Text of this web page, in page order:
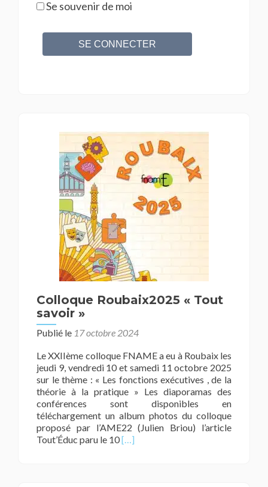
Se souvenir de moi
Colloque Roubaix2025 « Tout
savoir »
Publié le 17 octobre 2024
Le XXIIème colloque FNAME a eu à Roubaix les
jeudi 9, vendredi 10 et samedi 11 octobre 2025
sur le thème : « Les fonctions exécutives , de la
théorie à la pratique » Les diaporamas des
conférences sont disponibles en
téléchargement un album photos du colloque
proposé par l’AME22 (Julien Briou) l’article
Tout’Éduc paru le 10En
[…]